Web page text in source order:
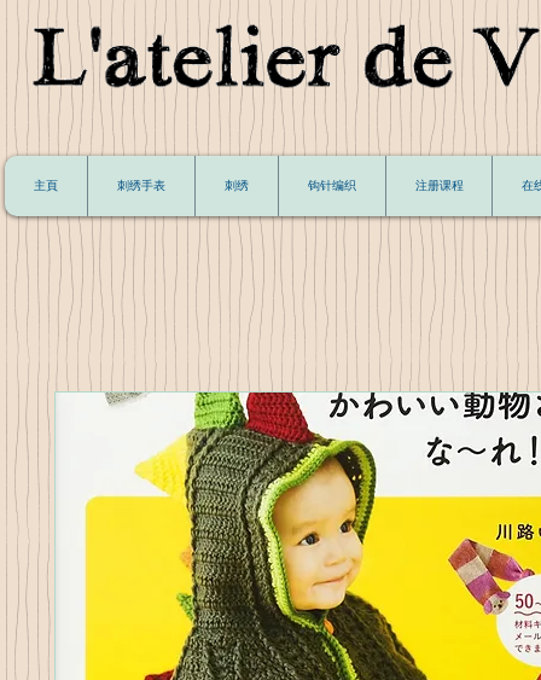
主頁 刺绣手表 刺绣 钩针编织 注册课程 在